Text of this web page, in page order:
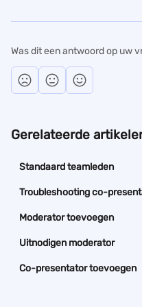
Was dit een antwoord op uw
Gerelateerde
Standaard teamleden
Troubleshooting co-
Moderator toevoegen
Uitnodigen moderator
Co-presentator toevoegen